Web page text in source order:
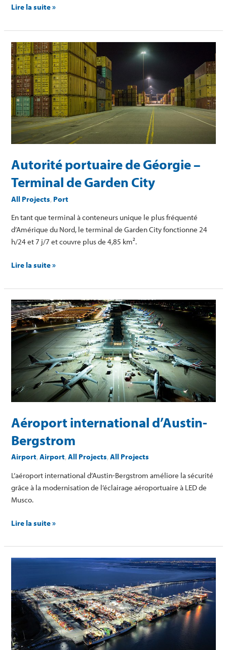
Lire la suite »
Autorité portuaire de Géorgie –
Terminal de Garden City
All Projects, Port
En tant que terminal à conteneurs unique le plus fréquenté
d’Amérique du Nord, le terminal de Garden City fonctionne 24
h/24 et 7 j/7 et couvre plus de 4,85 km².
Autorité
portuaire
de
Géorgie
–
Terminal
de
Garden
City
Lire la suite »
Aéroport international d’Austin-
Bergstrom
Airport,Airport,All Projects,All Projects
L’aéroport international d’Austin-Bergstrom améliore la sécurité
grâce à la modernisation de l’éclairage aéroportuaire à LED de
Musco.
Aéroport
international
d’Austin-
Bergstrom
Lire la suite »
GCT